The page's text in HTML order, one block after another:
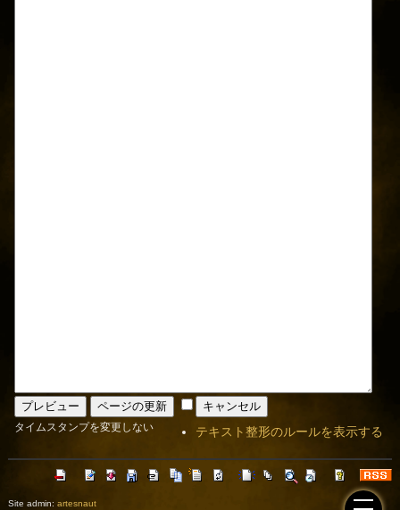
タイムスタンプを変更しない テキスト整形のルールを表示する
Site admin: artesnaut